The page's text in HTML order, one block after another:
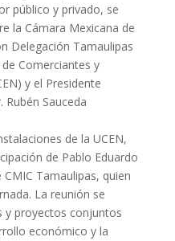
público y privado, se
la Cámara Mexicana de
Delegación Tamaulipas
Comerciantes y
y el Presidente
Rubén Sauceda
de la UCEN,
de Pablo Eduardo
Tamaulipas, quien
La reunión se
y proyectos conjuntos
económico y la